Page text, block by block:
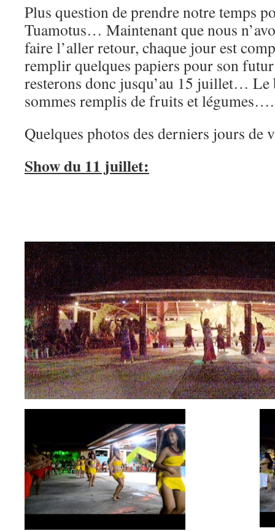
Plus question de prendre notre temps
Tuamotus… Maintenant que nous
faire l’aller retour, chaque jour est
remplir quelques papiers pour son
resterons donc jusqu’au 15 juillet… Le
sommes remplis de fruits et légumes….
Quelques photos des derniers jours de
Show du 11 juillet: